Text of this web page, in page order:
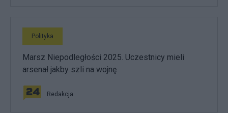
Polityka
Marsz Niepodległości 2025. Uczestnicy mieli
arsenał jakby szli na wojnę
Redakcja